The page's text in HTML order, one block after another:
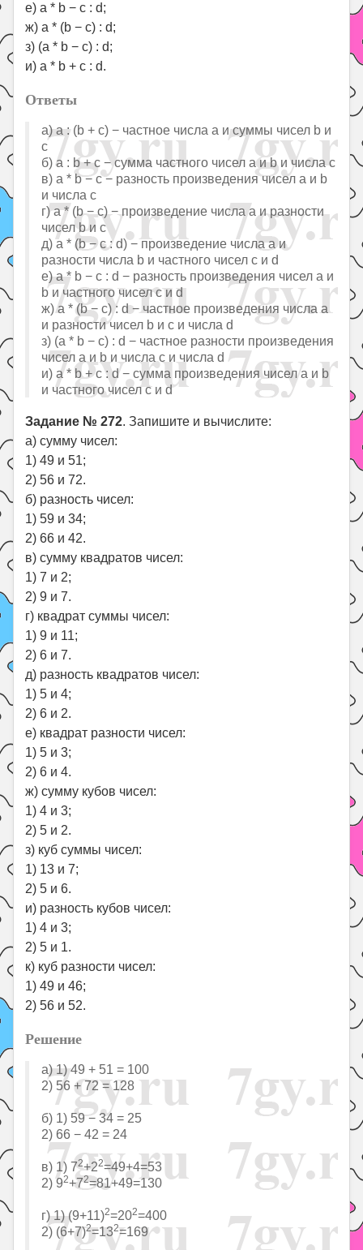
е) a * b − c : d;
ж) a * (b − c) : d;
з) (a * b − c) : d;
и) a * b + c : d.
Ответы
а) a : (b + c) − частное числа a и суммы чисел b и
c
б) a : b + c − сумма частного чисел a и b и числа c
в) a * b − c − разность произведения чисел a и b
и числа c
г) a * (b − c) − произведение числа a и разности
чисел b и c
д) a * (b − c : d) − произведение числа a и
разности числа b и частного чисел c и d
е) a * b − c : d − разность произведения чисел a и
b и частного чисел c и d
ж) a * (b − c) : d − частное произведения числа a
и разности чисел b и c и числа d
з) (a * b − c) : d − частное разности произведения
чисел a и b и числа c и числа d
и) a * b + c : d − сумма произведения чисел a и b
и частного чисел c и d
Задание № 272. Запишите и вычислите:
а) сумму чисел:
1) 49 и 51;
2) 56 и 72.
б) разность чисел:
1) 59 и 34;
2) 66 и 42.
в) сумму квадратов чисел:
1) 7 и 2;
2) 9 и 7.
г) квадрат суммы чисел:
1) 9 и 11;
2) 6 и 7.
д) разность квадратов чисел:
1) 5 и 4;
2) 6 и 2.
е) квадрат разности чисел:
1) 5 и 3;
2) 6 и 4.
ж) сумму кубов чисел:
1) 4 и 3;
2) 5 и 2.
з) куб суммы чисел:
1) 13 и 7;
2) 5 и 6.
и) разность кубов чисел:
1) 4 и 3;
2) 5 и 1.
к) куб разности чисел:
1) 49 и 46;
2) 56 и 52.
Решение
а) 1) 49 + 51 = 100
2) 56 + 72 = 128
б) 1) 59 − 34 = 25
2) 66 − 42 = 24
в) 1) 72+22=49+4=53
2) 92+72=81+49=130
г) 1) (9+11)2=202=400
2) (6+7)2=132=169